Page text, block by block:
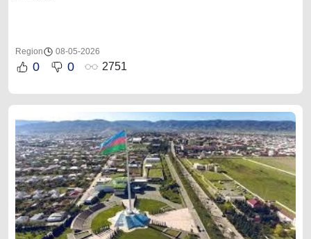
Region 08-05-2026
0 0 2751